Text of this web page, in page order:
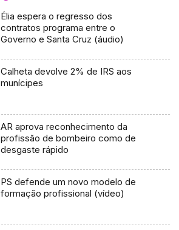
Élia espera o regresso dos
contratos programa entre o
Governo e Santa Cruz (áudio)
Calheta devolve 2% de IRS aos
munícipes
AR aprova reconhecimento da
profissão de bombeiro como de
desgaste rápido
PS defende um novo modelo de
formação profissional (vídeo)